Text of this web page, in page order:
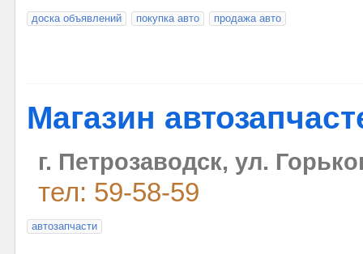
доска объявлений покупка авто продажа авто
Магазин
г. Петрозаводск, ул.
тел: 59-58-59
автозапчасти